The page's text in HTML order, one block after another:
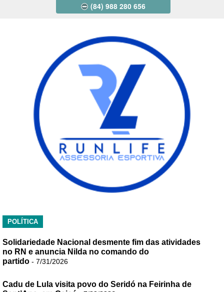
(84) 988 280 656
POLÍTICA
Solidariedade Nacional desmente fim das atividades
no RN e anuncia Nilda no comando do
partido - 7/31/2026
Cadu de Lula visita povo do Seridó na Feirinha de